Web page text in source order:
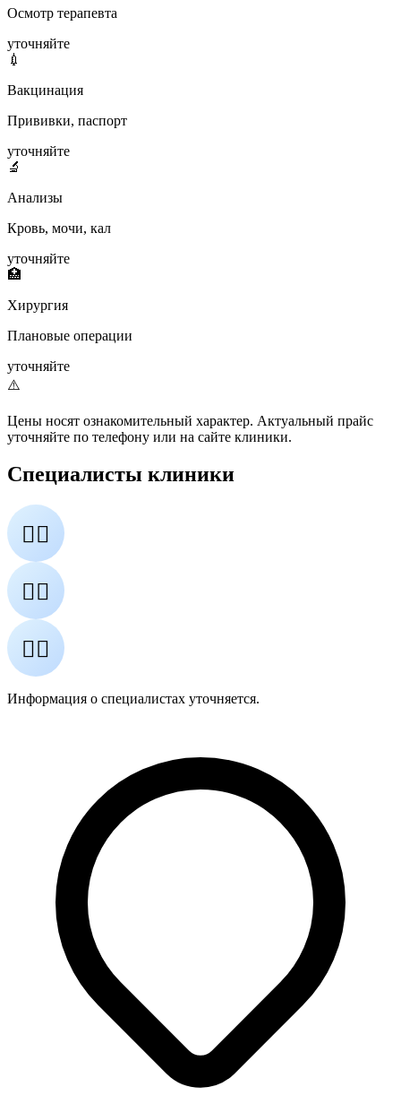
Осмотр терапевта
уточняйте
💉
Вакцинация
Прививки, паспорт
уточняйте
🔬
Анализы
Кровь, мочи, кал
уточняйте
🏥
Хирургия
Плановые операции
уточняйте
⚠️
Цены носят ознакомительный характер. Актуальный прайс
уточняйте по телефону или на сайте клиники.
Специалисты клиники
👨‍⚕️
👩‍⚕️
👨‍⚕️
Информация о специалистах уточняется.